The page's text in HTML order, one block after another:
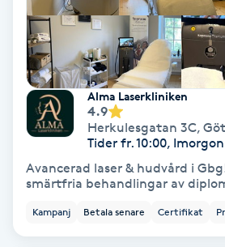
Olaplexbehandling
Ombre
Ombre brows
Alma Laserkliniken
4.9
Herkulesgatan 3C,
Tider fr. 10:00, Imorgon
Avancerad laser & hudvård i
smärtfria behandlingar av
Kampanj Betala senare Certifikat